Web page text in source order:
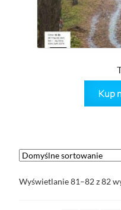
Kup
Wyświetlanie 81–82 z 82